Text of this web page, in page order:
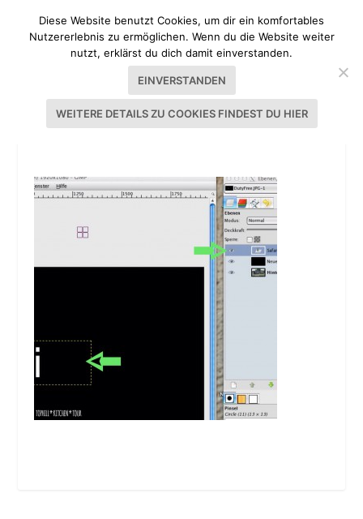
GIMP TUTORIAL
Diese Website benutzt Cookies, um dir ein komfortables
Nutzererlebnis zu ermöglichen. Wenn du die Website weiter
nutzt, erklärst du dich damit einverstanden.
EINVERSTANDEN
WEITERE DETAILS ZU COOKIES FINDEST DU HIER